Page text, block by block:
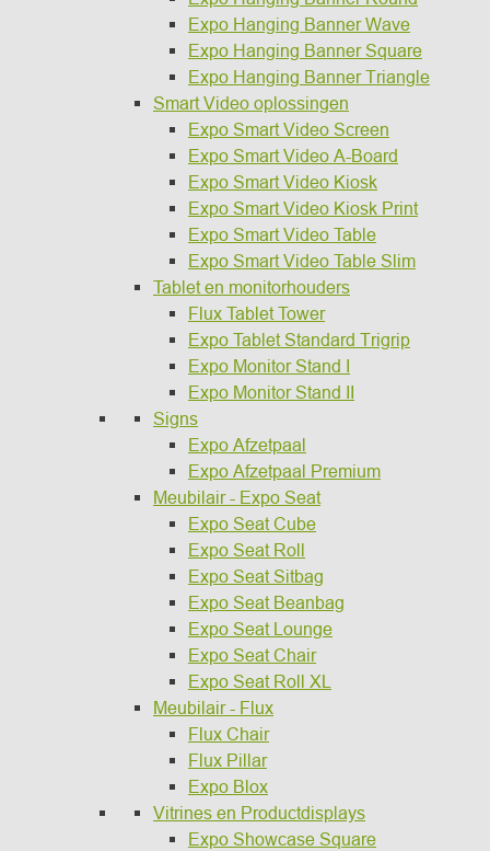
Expo Hanging Banner Wave
Expo Hanging Banner Square
Expo Hanging Banner Triangle
Smart Video oplossingen
Expo Smart Video Screen
Expo Smart Video A-Board
Expo Smart Video Kiosk
Expo Smart Video Kiosk Print
Expo Smart Video Table
Expo Smart Video Table Slim
Tablet en monitorhouders
Flux Tablet Tower
Expo Tablet Standard Trigrip
Expo Monitor Stand I
Expo Monitor Stand II
Signs
Expo Afzetpaal
Expo Afzetpaal Premium
Meubilair - Expo Seat
Expo Seat Cube
Expo Seat Roll
Expo Seat Sitbag
Expo Seat Beanbag
Expo Seat Lounge
Expo Seat Chair
Expo Seat Roll XL
Meubilair - Flux
Flux Chair
Flux Pillar
Expo Blox
Vitrines en Productdisplays
Expo Showcase Square